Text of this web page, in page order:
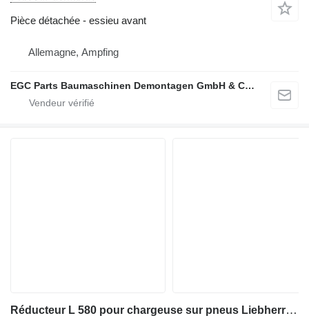
Pièce détachée - essieu avant
Allemagne, Ampfing
EGC Parts Baumaschinen Demontagen GmbH & Co. KG
Réducteur L 580 pour chargeuse sur pneus Liebherr L 580